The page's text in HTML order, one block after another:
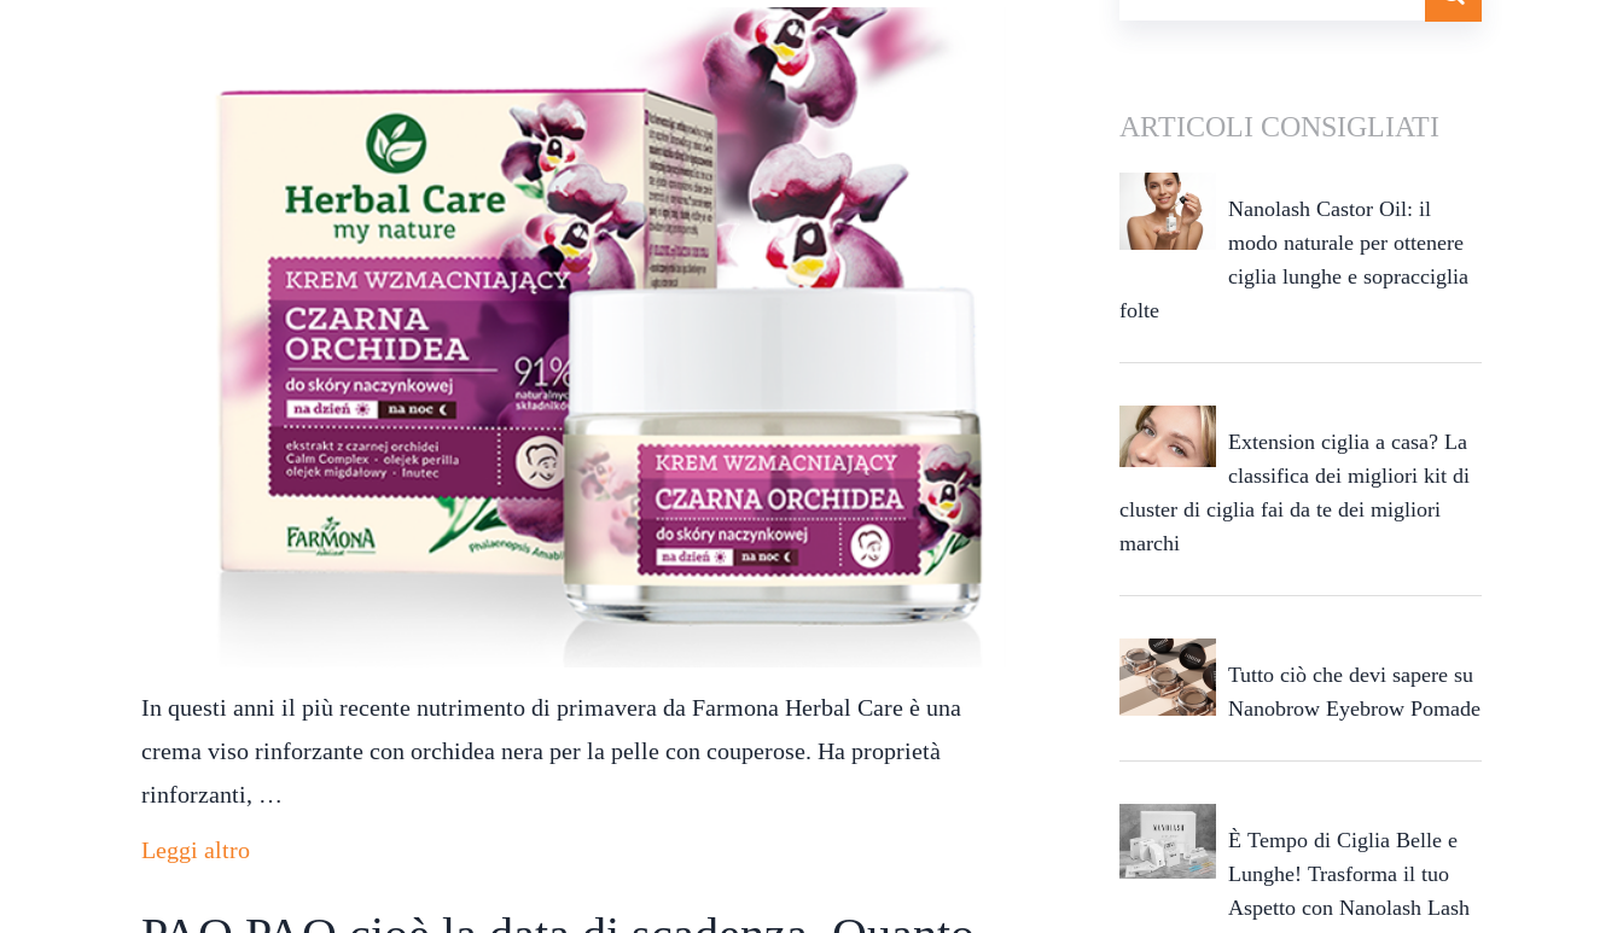
In questi anni il più recente nutrimento di primavera da Farmona Herbal Care è una
crema viso rinforzante con orchidea nera per la pelle con couperose. Ha proprietà
rinforzanti, …
Leggi altro
ARTICOLI CONSIGLIATI
Nanolash Castor Oil: il
modo naturale per ottenere
ciglia lunghe e sopracciglia
folte
Extension ciglia a casa? La
classifica dei migliori kit di
cluster di ciglia fai da te dei migliori
marchi
Tutto ciò che devi sapere su
Nanobrow Eyebrow Pomade
È Tempo di Ciglia Belle e
Lunghe! Trasforma il tuo
Aspetto con Nanolash Lash